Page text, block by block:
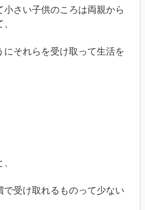
小さい子供のころは両親から
にそれらを受け取って生活を
で受け取れるものって少ない